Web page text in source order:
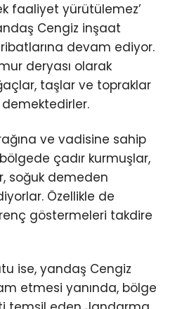
faaliyet yürütülemez’
Cengiz inşaat
devam ediyor.
deryası olarak
taşlar ve topraklar
ve vadisine sahip
çadır kurmuşlar,
soğuk demeden
Özellikle de
göstermeleri takdire
ise, yandaş Cengiz
etmesi yanında, bölge